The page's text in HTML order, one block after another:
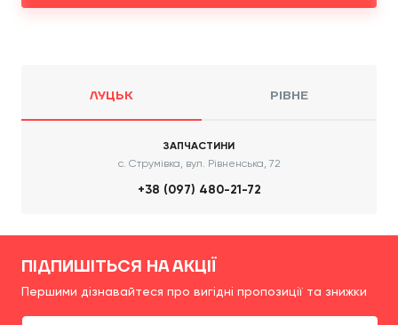
ЛУЦЬК РІВНЕ
ЗАПЧАСТИНИ
с. Струмівка, вул. Рівненська, 72
+38 (097) 480-21-72
ПІДПИШІТЬСЯ НА АКЦІЇ
Першими дізнавайтеся про вигідні пропозиції та знижки